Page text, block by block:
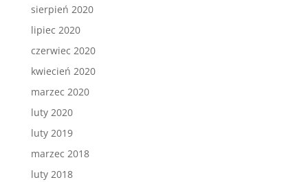
sierpień 2020
lipiec 2020
czerwiec 2020
kwiecień 2020
marzec 2020
luty 2020
luty 2019
marzec 2018
luty 2018